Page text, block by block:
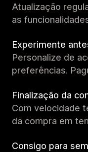
Atualização
as
Experimente
Personalize de
preferências.
Finalização da
Com velocidade
da compra em
Consigo para